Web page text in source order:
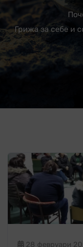
Грижа за себе и
28 февруари